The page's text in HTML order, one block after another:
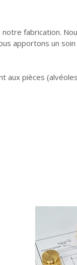
fabrication.
apportons un
aux pièces